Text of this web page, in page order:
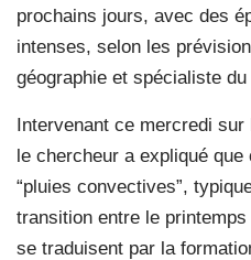
prochains jours, avec des
intenses, selon les
géographie et spécialiste
Intervenant ce mercredi
le chercheur a expliqué
“pluies convectives”,
transition entre le printemps
se traduisent par la